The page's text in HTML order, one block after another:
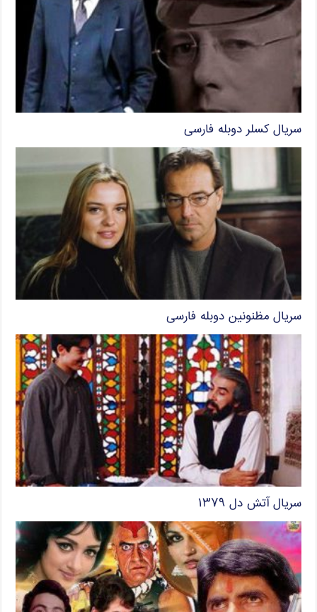
سریال کسلر دوبله فارسی
سریال مظنونین دوبله فارسی
سریال آتش دل ۱۳۷۹